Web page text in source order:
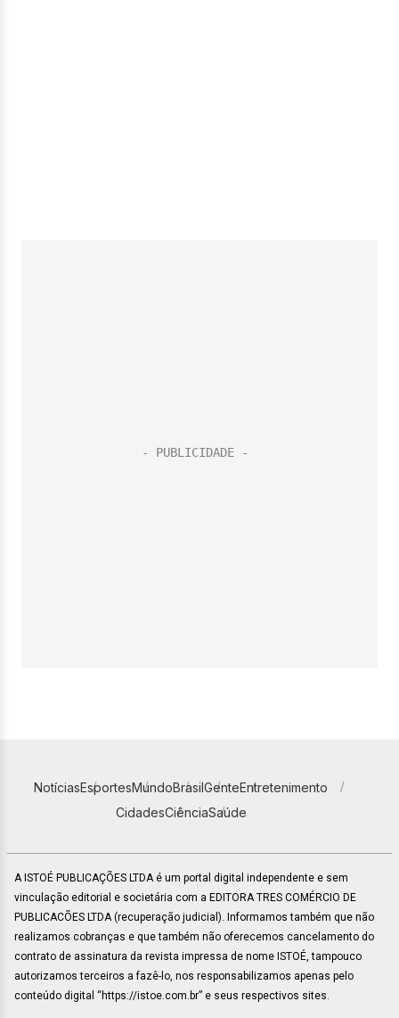
NotíciasEsportesMundoBrasilGenteEntretenimento
CidadesCiênciaSaúde
A ISTOÉ PUBLICAÇÕES LTDA é um portal digital independente e sem
vinculação editorial e societária com a EDITORA TRES COMÉRCIO DE
PUBLICACÕES LTDA (recuperação judicial). Informamos também que não
realizamos cobranças e que também não oferecemos cancelamento do
contrato de assinatura da revista impressa de nome ISTOÉ, tampouco
autorizamos terceiros a fazê-lo, nos responsabilizamos apenas pelo
conteúdo digital “https://istoe.com.br” e seus respectivos sites.